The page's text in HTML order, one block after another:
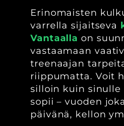
Erinomaisten
varrella sijaitseva
Vantaalla on
vastaamaan
treenaajan
riippumatta. Voit
silloin kuin sinulle
sopii – vuoden
päivänä, kellon